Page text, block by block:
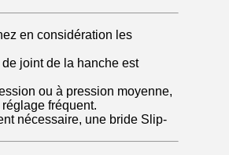
en considération les
joint de la hanche est
ou à pression moyenne,
fréquent.
nécessaire, une bride Slip-